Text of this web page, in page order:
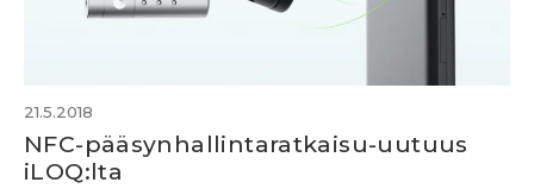
21.5.2018
NFC-pääsynhallintaratkaisu-uutuus
iLOQ:lta